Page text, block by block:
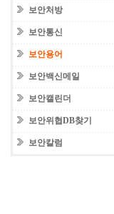
보안처방
보안통신
보안용어
보안백신메일
보안캘린더
보안위협DB찾기
보안칼럼